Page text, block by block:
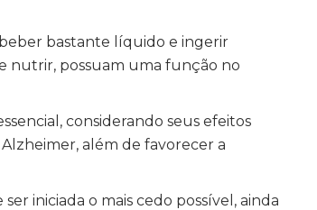
beber bastante líquido e ingerir
nutrir, possuam uma função no
considerando seus efeitos
além de favorecer a
iniciada o mais cedo possível, ainda